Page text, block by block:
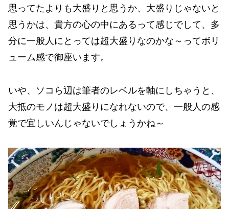
思ってたよりも大盛りと思うか、大盛りじゃないと
思うかは、貴方の心の中にあるって感じでして、多
分に一般人にとっては超大盛りなのかな～ってボリ
ューム感で御座います。
いや、ソコら辺は筆者のレベルを軸にしちゃうと、
大抵のモノは超大盛りになれないので、一般人の感
覚で宜しいんじゃないでしょうかね～